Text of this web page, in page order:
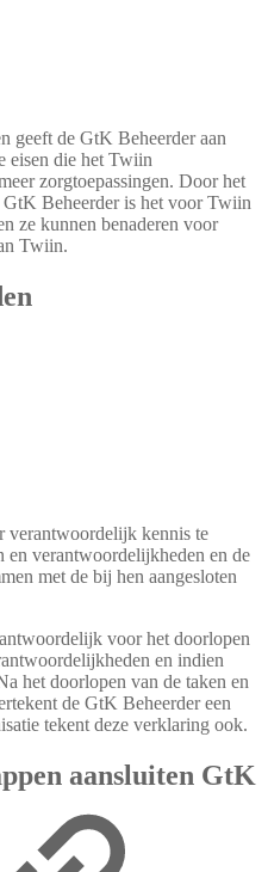
geeft de GtK Beheerder aan
eisen die het Twiin
zorgtoepassingen. Door het
Beheerder is het voor Twiin
ze kunnen benaderen voor
Twiin.
verantwoordelijk kennis te
en verantwoordelijkheden en de
met de bij hen aangesloten
voor het doorlopen
en indien
het doorlopen van de taken en
de GtK Beheerder een
tekent deze verklaring ook.
aansluiten GtK